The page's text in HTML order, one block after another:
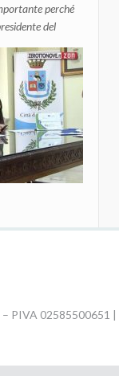
perché
te del
– PIVA 02585500651 |